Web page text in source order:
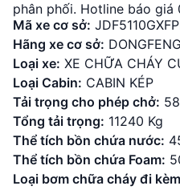
phân phối. Hotline báo
Mã xe cơ sở:
Hãng xe cơ sở: DONGFENG
Loại xe: XE CHỮA CHÁY
Loại Cabin: CABIN KÉP
Tải trọng cho phép chở:
Tổng tải trọng: 11240 Kg
Thể tích bồn chứa nước:
Thể tích bồn chứa Foam:
Loại bơm chữa cháy đi